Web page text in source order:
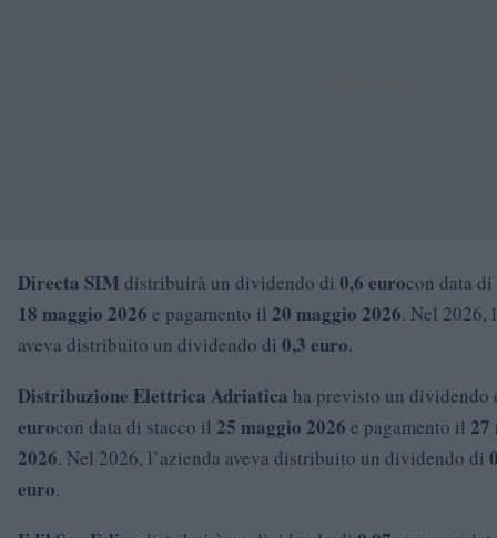
Directa SIM distribuirà un dividendo di 0,6 eurocon data
18 maggio 2026 e pagamento il 20 maggio 2026. Nel 2026,
aveva distribuito un dividendo di 0,3 euro.
Distribuzione Elettrica Adriatica ha previsto un
eurocon data di stacco il 25 maggio 2026 e pagamento il 27
2026. Nel 2026, l’azienda aveva distribuito un dividendo di
euro.